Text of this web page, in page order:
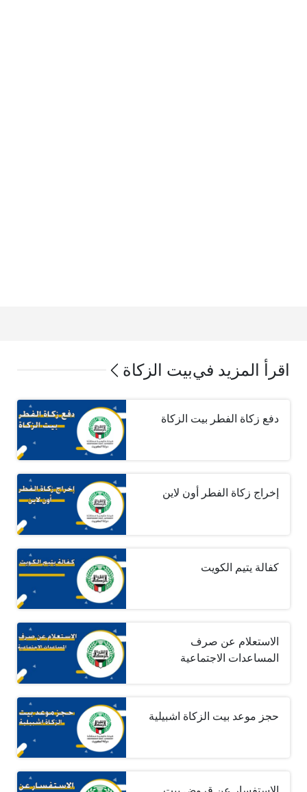
اقرأ المزيد فيبيت الزكاة
دفع زكاة الفطر بيت الزكاة
إخراج زكاة الفطر أون لاين
كفالة يتيم الكويت
الاستعلام عن صرف
المساعدات الاجتماعية
حجز موعد بيت الزكاة اشبيلية